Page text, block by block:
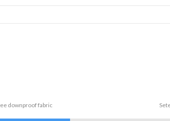
downproof fabric